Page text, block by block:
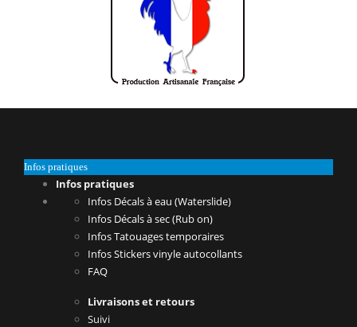
Infos pratiques
Infos pratiques
Infos Décals à eau (Waterslide)
Infos Décals à sec (Rub on)
Infos Tatouages temporaires
Infos Stickers vinyle autocollants
FAQ
Livraisons et retours
Suivi